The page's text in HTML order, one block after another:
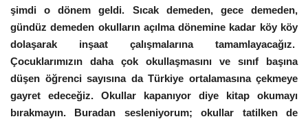
şimdi o dönem geldi. Sıcak demeden, gece demeden,
gündüz demeden okulların açılma dönemine kadar köy köy
dolaşarak inşaat çalışmalarına tamamlayacağız.
Çocuklarımızın daha çok okullaşmasını ve sınıf başına
düşen öğrenci sayısına da Türkiye ortalamasına çekmeye
gayret edeceğiz. Okullar kapanıyor diye kitap okumayı
bırakmayın. Buradan sesleniyorum; okullar tatilken de